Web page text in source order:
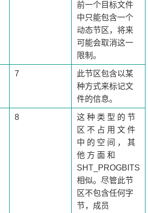
前一个目标文件
中只能包含一个
动态节区，将来
可能会取消这一
限制。
7
此节区包含以某
种方式来标记文
件的信息。
8
这 种 类 型 的 节
区 不 占 用 文 件
中 的 空 间 ， 其
他 方 面 和
SHT_PROGBITS
相似。尽管此节
区不包含任何字
节，成员